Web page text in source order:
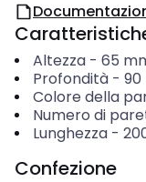
Altezza- 65
Profondità- 90
Colore della
Numero di
Lunghezza-
Confezione